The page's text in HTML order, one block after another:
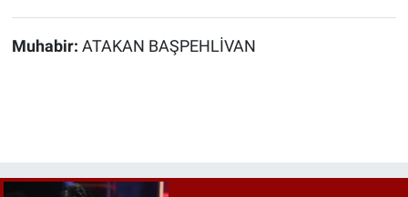
Muhabir: ATAKAN BAŞPEHLİVAN